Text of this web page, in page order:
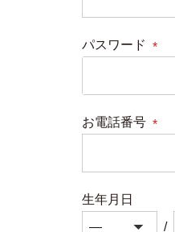
パスワード
須)
お電話番号
須)
生年月日